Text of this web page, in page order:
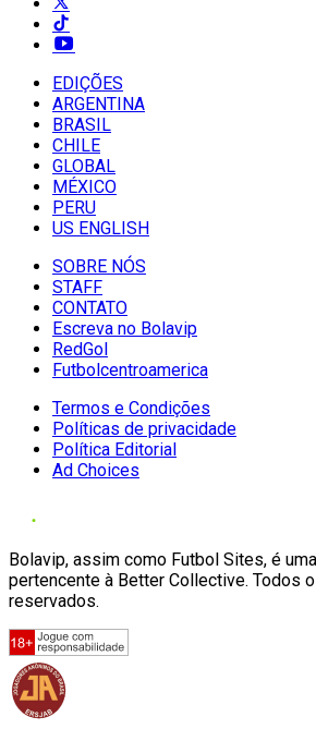
EDIÇÕES
ARGENTINA
BRASIL
CHILE
GLOBAL
MÉXICO
PERU
US ENGLISH
SOBRE NÓS
STAFF
CONTATO
Escreva no Bolavip
RedGol
Futbolcentroamerica
Termos e Condições
Políticas de privacidade
Política Editorial
Ad Choices
Bolavip, assim como Futbol Sites, é
pertencente à Better Collective. Todos
reservados.